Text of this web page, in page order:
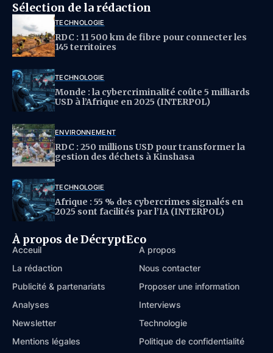
Sélection de la rédaction
TECHNOLOGIE
RDC : 11 500 km de fibre pour connecter les
145 territoires
TECHNOLOGIE
Monde : la cybercriminalité coûte 5 milliards
USD à l’Afrique en 2025 (INTERPOL)
ENVIRONNEMENT
RDC : 250 millions USD pour transformer la
gestion des déchets à Kinshasa
TECHNOLOGIE
Afrique : 55 % des cybercrimes signalés en
2025 sont facilités par l’IA (INTERPOL)
À propos de DécryptEco
Acceuil
À propos
La rédaction
Nous contacter
Publicité & partenariats
Proposer une information
Analyses
Interviews
Newsletter
Technologie
Mentions légales
Politique de confidentialité